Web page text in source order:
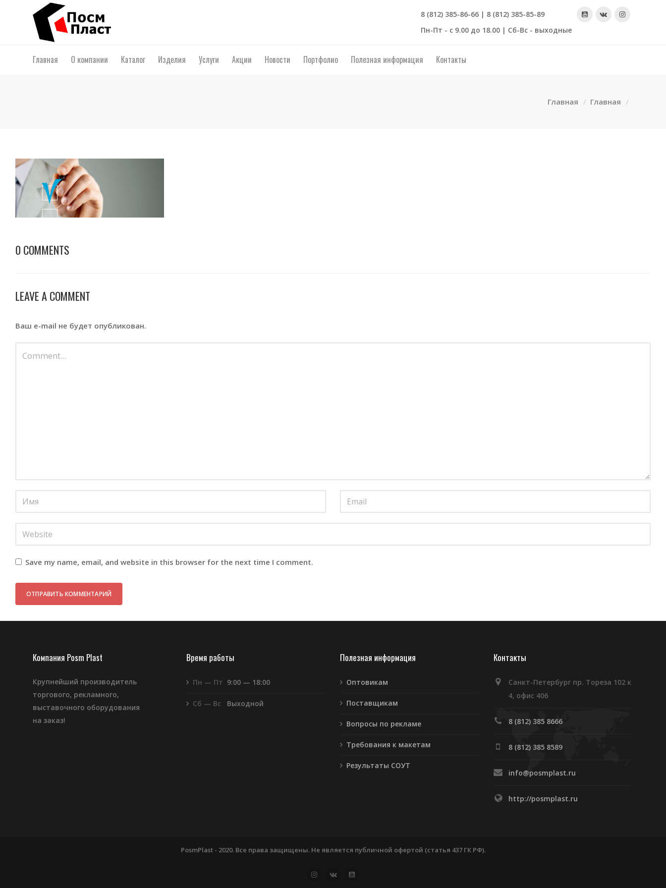
8 (812) 385-86-66 | 8 (812) 385-85-89
Пн-Пт - с 9.00 до 18.00 | Сб-Вс - выходные
Главная О компании Каталог Изделия Услуги Акции Новости Портфолио Полезная информация Контакты
Главная Главная
0 COMMENTS
LEAVE A COMMENT
Ваш e-mail не будет опубликован.
Save my name, email, and website in this browser for the next time I comment.
Компания Posm Plast
Крупнейший производитель
торгового, рекламного,
выставочного оборудования
на заказ!
Время работы
Пн — Пт 9:00 — 18:00
Сб — Вс Выходной
Полезная информация
Оптовикам
Поставщикам
Вопросы по рекламе
Требования к макетам
Результаты СОУТ
Контакты
Санкт-Петербург пр. Тореза 102 к
4, офис 406
8 (812) 385 8666
8 (812) 385 8589
info@posmplast.ru
http://posmplast.ru
PosmPlast - 2020. Все права защищены. Не является публичной офертой (статья 437 ГК РФ).